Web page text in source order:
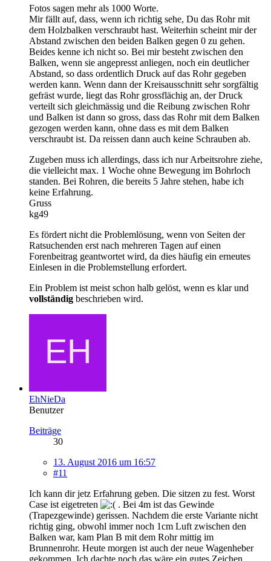
Fotos sagen mehr als 1000 Worte.
Mir fällt auf, dass, wenn ich richtig sehe, Du das Rohr mit
dem Holzbalken verschraubt hast. Weiterhin scheint mir der
Abstand zwischen den beiden Balken gegen 0 zu gehen.
Beides kenne ich nicht so. Bei mir besteht zwischen den
Balken, wenn sie angepresst anliegen, noch ein deutlicher
Abstand, so dass ordentlich Druck auf das Rohr gegeben
werden kann. Wenn dann der Kreisausschnitt sehr sorgfältig
gefräst wurde, liegt das Rohr grossflächig an, der Druck
verteilt sich gleichmässig und die Reibung zwischen Rohr
und Balken ist dann so gross, dass das Rohr mit dem Balken
gezogen werden kann, ohne dass es mit dem Balken
verschraubt ist. Da reissen dann auch keine Schrauben ab.
Zugeben muss ich allerdings, dass ich nur Arbeitsrohre ziehe,
die vielleicht max. 1 Woche ohne Bewegung im Bohrloch
standen. Bei Rohren, die bereits 5 Jahre stehen, habe ich
keine Erfahrung.
Gruss
kg49
Es fördert nicht die Problemlösung, wenn von Seiten der
Ratsuchenden erst nach mehreren Tagen auf einen
Forenbeitrag geantwortet wird, da dies häufig ein erneutes
Einlesen in die Problemstellung erfordert.
Ein Problem ist meist schon halb gelöst, wenn es klar und
vollständig beschrieben wird.
EhNieDa
Benutzer
Beiträge
30
13. August 2016 um 16:57
#11
Ich kann dir jetz Erfahrung geben. Die sitzen zu fest. Worst
Case ist eigetreten
. Bei 4m ist das Gewinde
(Trapezgewinde) gerissen. Nachdem die erste Variante nicht
richtig ging, obwohl immer noch 1cm Luft zwischen den
Balken war, kam Plan B mit dem Rohr mittig im
Brunnenrohr. Heute morgen ist auch der neue Wagenheber
gekommen. Ich dachte noch das wäre ein gutes Zeichen.